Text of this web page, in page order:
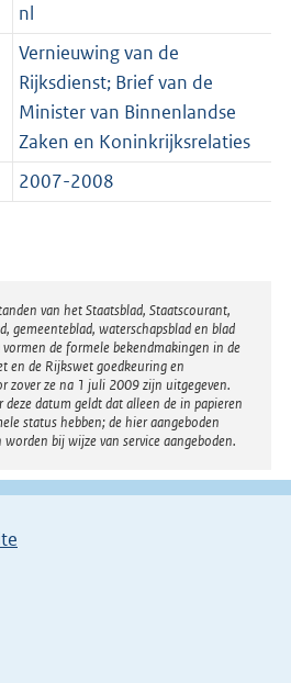
nl
Vernieuwing van de
Rijksdienst; Brief van de
Minister van Binnenlandse
Zaken en Koninkrijksrelaties
2007-2008
van het Staatsblad, Staatscourant,
gemeenteblad, waterschapsblad en blad
de formele bekendmakingen in de
en de Rijkswet goedkeuring en
zover ze na 1 juli 2009 zijn uitgegeven.
datum geldt dat alleen de in papieren
status hebben; de hier aangeboden
bij wijze van service aangeboden.